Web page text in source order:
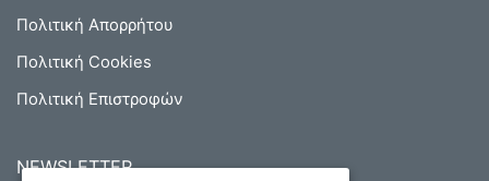
Πολιτική Απορρήτου
Πολιτική Cookies
Πολιτική Επιστροφών
NEWSLETTER